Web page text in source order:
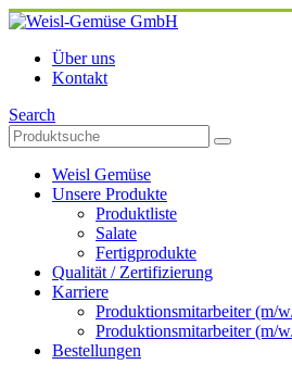
Über uns
Kontakt
Search
Weisl Gemüse
Unsere Produkte
Produktliste
Salate
Fertigprodukte
Qualität / Zertifizierung
Karriere
Produktionsmitarbeiter (m/
Produktionsmitarbeiter (m/
Bestellungen